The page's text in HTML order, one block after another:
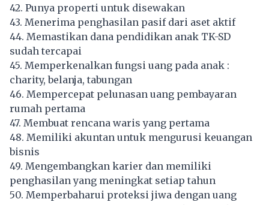
42. Punya properti untuk disewakan
43. Menerima penghasilan pasif dari aset aktif
44. Memastikan dana pendidikan anak TK-SD
sudah tercapai
45. Memperkenalkan fungsi uang pada anak :
charity, belanja, tabungan
46. Mempercepat pelunasan uang pembayaran
rumah pertama
47. Membuat rencana waris yang pertama
48. Memiliki akuntan untuk mengurusi keuangan
bisnis
49. Mengembangkan karier dan memiliki
penghasilan yang meningkat setiap tahun
50. Memperbaharui proteksi jiwa dengan uang